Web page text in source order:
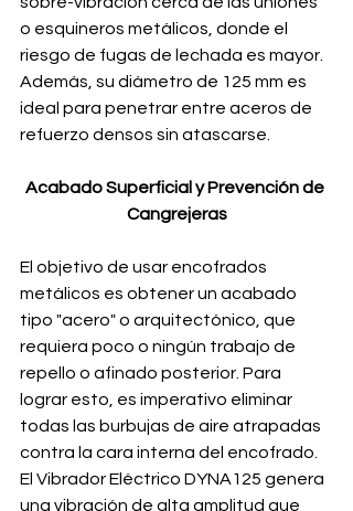
o esquineros metálicos, donde el
riesgo de fugas de lechada es mayor.
Además, su diámetro de 125 mm es
ideal para penetrar entre aceros de
refuerzo densos sin atascarse.
Acabado Superficial y Prevención de
Cangrejeras
El objetivo de usar encofrados
metálicos es obtener un acabado
tipo "acero" o arquitectónico, que
requiera poco o ningún trabajo de
repello o afinado posterior. Para
lograr esto, es imperativo eliminar
todas las burbujas de aire atrapadas
contra la cara interna del encofrado.
El Vibrador Eléctrico DYNA125 genera
una vibración de alta amplitud que